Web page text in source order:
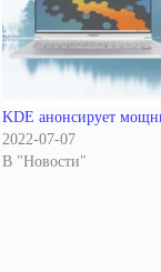
KDE анонсирует
2022-07-07
В "Новости"